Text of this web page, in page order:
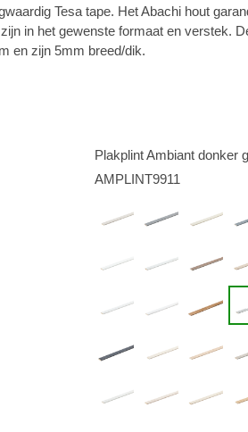
Tesa tape. Het Abachi hout
in het gewenste formaat en verstek.
en zijn 5mm breed/dik.
Plakplint Ambiant donker
AMPLINT9911